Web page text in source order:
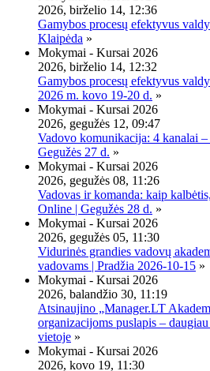
2026, birželio 14, 12:36
Gamybos procesų efektyvus
Klaipėda »
Mokymai - Kursai 2026
2026, birželio 14, 12:32
Gamybos procesų efektyvus
2026 m. kovo 19-20 d. »
Mokymai - Kursai 2026
2026, gegužės 12, 09:47
Vadovo komunikacija: 4 kanalai –
Gegužės 27 d. »
Mokymai - Kursai 2026
2026, gegužės 08, 11:26
Vadovas ir komanda: kaip
Online | Gegužės 28 d. »
Mokymai - Kursai 2026
2026, gegužės 05, 11:30
Vidurinės grandies vadovų
vadovams | Pradžia 2026-10-15 »
Mokymai - Kursai 2026
2026, balandžio 30, 11:19
Atsinaujino „Manager.LT
organizacijoms puslapis –
vietoje »
Mokymai - Kursai 2026
2026, kovo 19, 11:30